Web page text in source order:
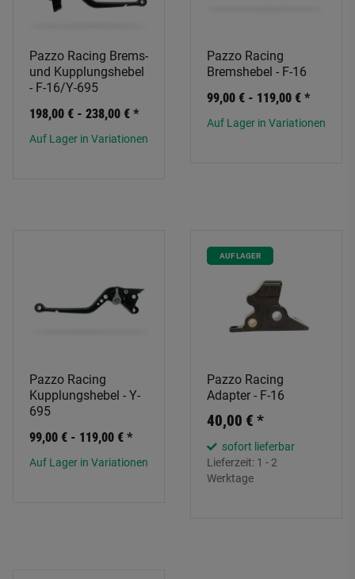
Pazzo Racing Brems-
und Kupplungshebel
- F-16/Y-695
198,00 € - 238,00 € *
Auf Lager in Variationen
Pazzo Racing
Bremshebel - F-16
99,00 € - 119,00 € *
Auf Lager in Variationen
Pazzo Racing
Kupplungshebel - Y-
695
99,00 € - 119,00 € *
Auf Lager in Variationen
AUF LAGER
Pazzo Racing
Adapter - F-16
40,00 € *
sofort lieferbar
Lieferzeit: 1 - 2
Werktage